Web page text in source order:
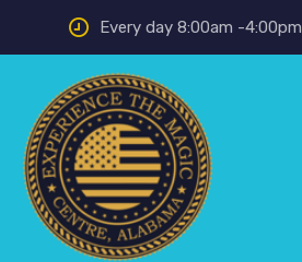
Every day 8:00am -4:00pm